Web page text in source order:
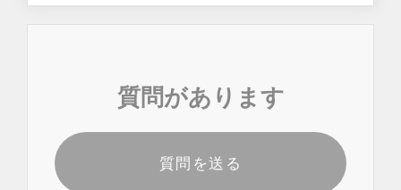
質問があります
質問を送る